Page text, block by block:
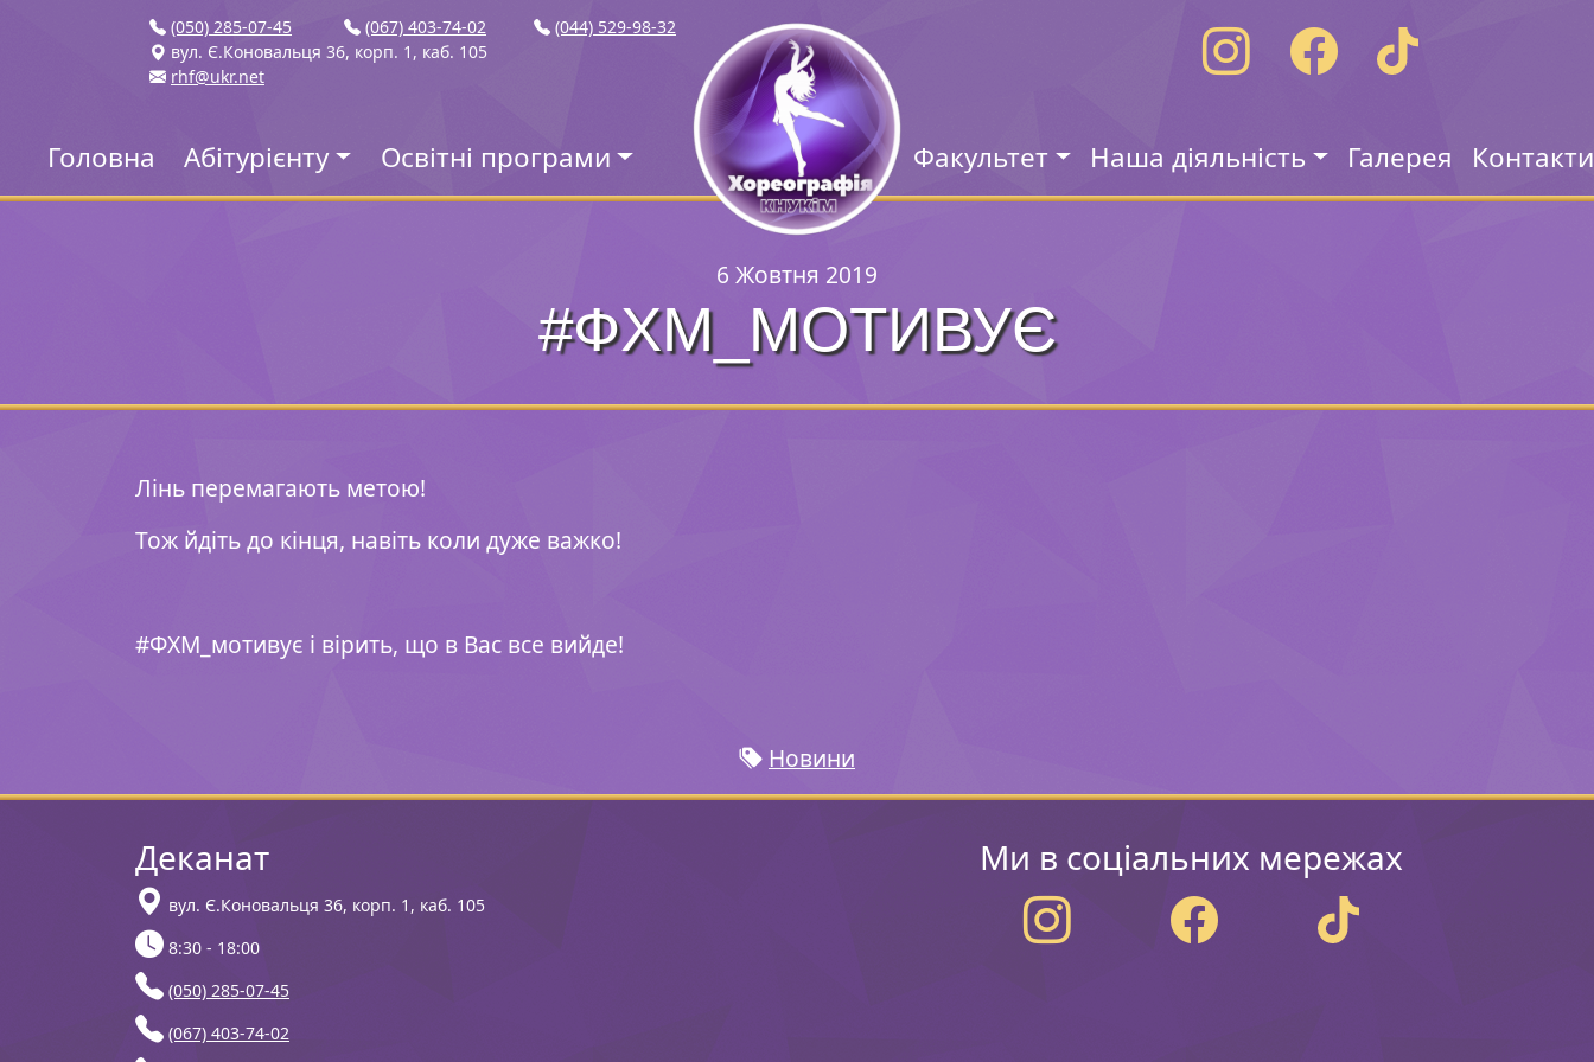
Головна Абітурієнту Освітні програми Факультет Наша діяльність Галерея Контакти
(050) 285-07-45 (067) 403-74-02
(044) 529-98-32
вул. Є.Коновальця 36, корп. 1, каб. 105
rhf@ukr.net
6 Жовтня 2019
#ФХМ_МОТИВУЄ
Лінь перемагають метою!
Тож йдіть до кінця, навіть коли дуже важко!
#ФХМ_мотивує і вірить, що в Вас все вийде!
Новини
Деканат
вул. Є.Коновальця 36, корп. 1, каб. 105
8:30 - 18:00
(050) 285-07-45
(067) 403-74-02
Ми в соціальних мережах